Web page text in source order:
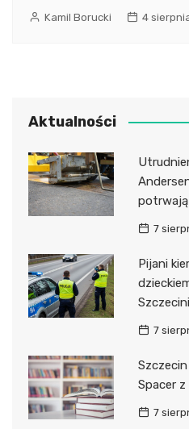
Kamil Borucki 4
Aktualności
potrwają
7
Pijani
7
Spacer
7